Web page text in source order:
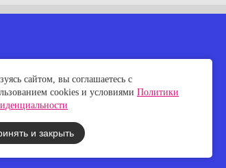
сайтом, вы соглашаетесь с
cookies и условиями Политики
и закрыть